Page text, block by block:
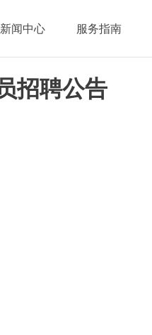
新闻中心 服务指南
招聘公告